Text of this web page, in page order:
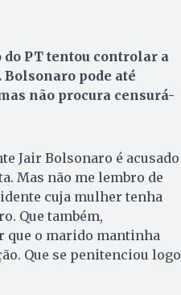
do PT tentou controlar a
pode até
não procura censurá-
Jair Bolsonaro é acusado
Mas não me lembro de
cuja mulher tenha
Que também,
que o marido mantinha
Que se penitenciou logo